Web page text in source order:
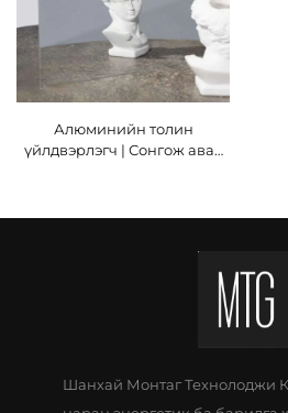
Алюминийн толин
үйлдвэрлэгч | Сонгож авах
Шанхай Монтаг Технолоджи